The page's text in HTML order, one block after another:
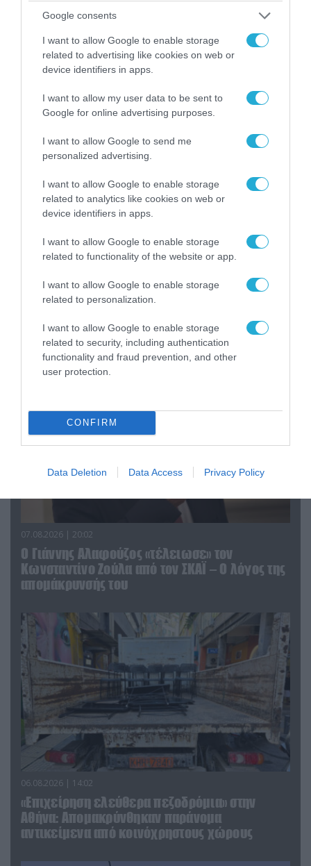
Google consents
I want to allow Google to enable storage
related to advertising like cookies on web or
device identifiers in apps.
I want to allow my user data to be sent to
Google for online advertising purposes.
I want to allow Google to send me
personalized advertising.
I want to allow Google to enable storage
related to analytics like cookies on web or
device identifiers in apps.
I want to allow Google to enable storage
related to functionality of the website or app.
I want to allow Google to enable storage
related to personalization.
I want to allow Google to enable storage
related to security, including authentication
functionality and fraud prevention, and other
user protection.
CONFIRM
Data Deletion Data Access Privacy Policy
αντεπίθεση στο Κολομίγτσι: Δείτε το πριν & το
μετά της προσπάθειάς τους (βίντεο)
ΠΟΛΙΤΙΚΗ
08.08.2026 | 09:02
«Η απόλυτη τραγωδία»: Η «αιχμηρή» ανάρτηση
του Αρκά για τα τατουάζ (φωτο)
07.08.2026 | 20:02
Ο Γιάννης Αλαφούζος «τέλειωσε» τον
Κωνσταντίνο Ζούλα από τον ΣΚΑΪ – Ο λόγος της
απομάκρυνσής του
06.08.2026 | 14:02
«Επιχείρηση ελεύθερα πεζοδρόμια» στην
Αθήνα: Απομακρύνθηκαν παράνομα
αντικείμενα από κοινόχρηστους χώρους